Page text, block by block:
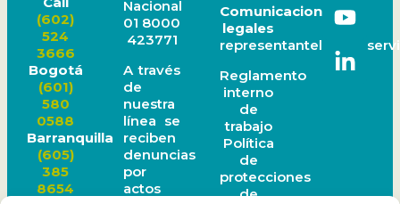
(602)
524
3666
Bogotá
(601)
580
0588
Barranquilla
(605)
385
8654
Nacional
01 8000
423771
A través
de
nuestra
línea se
reciben
denuncias
por
actos
Comunicaciones
legales
Reglamento
interno
de
trabajo
Política
de
protecciones
de